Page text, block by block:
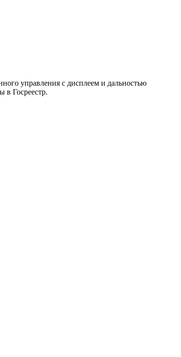
управления с дисплеем и дальностью
в Госреестр.